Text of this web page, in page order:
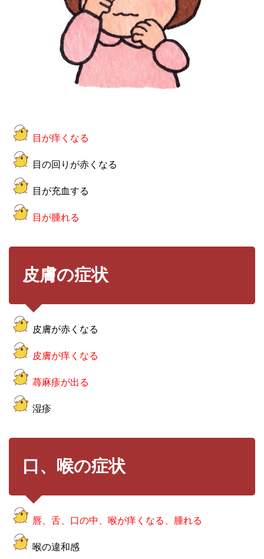
目が痒くなる
目の回りが赤くなる
目が充血する
目が腫れる
皮膚の症状
皮膚が赤くなる
皮膚が痒くなる
蕁麻疹が出る
湿疹
口、喉の症状
唇、舌、口の中、喉が痒くなる、腫れる
喉の違和感